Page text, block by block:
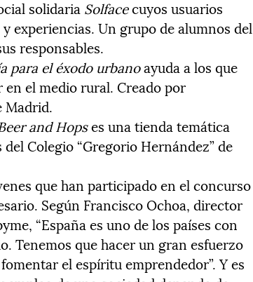
solidaria Solfacecuyos usuarios
experiencias. Un grupo de alumnos del
responsables.
para el éxodo urbanoayuda a los que
en el medio rural. Creado por
Madrid.
and Hopses una tienda temática
Colegio “Gregorio Hernández” de
que han participado en el concurso
Según Francisco Ochoa, director
“España es uno de los países con
Tenemos que hacer un gran esfuerzo
el espíritu emprendedor”. Y es